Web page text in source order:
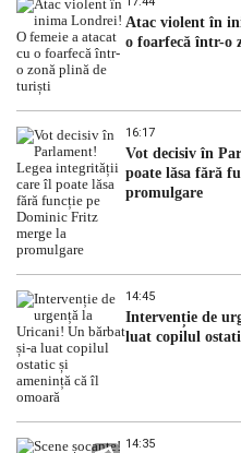
Atac violent în
o foarfecă într-o
16:17
Vot decisiv în
poate lăsa fără
promulgare
14:45
Intervenție de
luat copilul
14:35